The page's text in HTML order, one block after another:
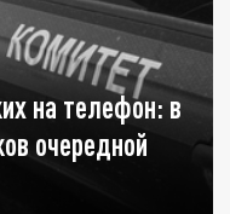
на телефон: в
очередной